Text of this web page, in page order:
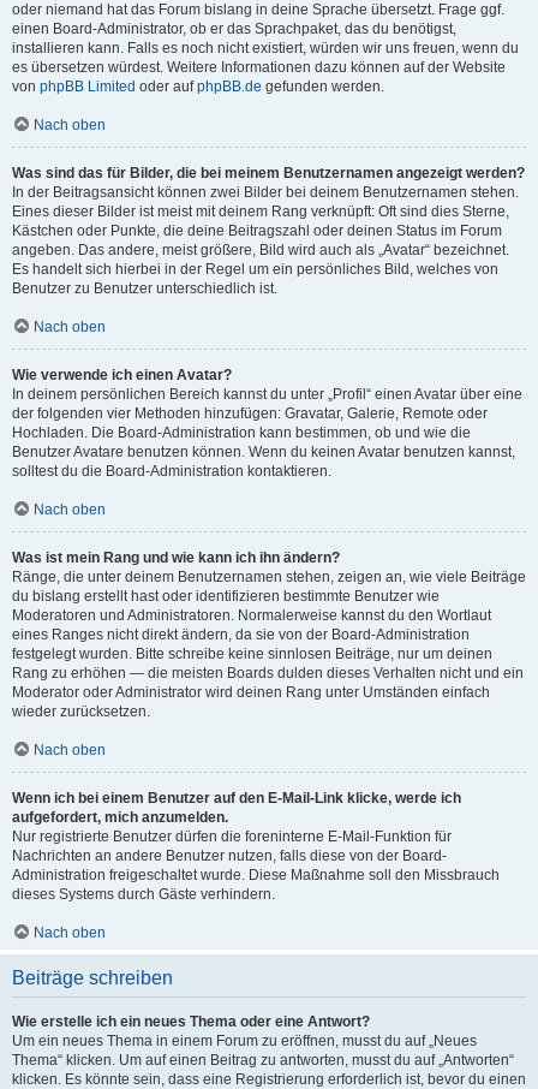
oder niemand hat das Forum bislang in deine Sprache übersetzt. Frage ggf.
einen Board-Administrator, ob er das Sprachpaket, das du benötigst,
installieren kann. Falls es noch nicht existiert, würden wir uns freuen, wenn du
es übersetzen würdest. Weitere Informationen dazu können auf der Website
von phpBB Limited oder aufphpBB.de gefunden werden.
Nach oben
Was sind das für Bilder, die bei meinem Benutzernamen angezeigt werden?
In der Beitragsansicht können zwei Bilder bei deinem Benutzernamen stehen.
Eines dieser Bilder ist meist mit deinem Rang verknüpft: Oft sind dies Sterne,
Kästchen oder Punkte, die deine Beitragszahl oder deinen Status im Forum
angeben. Das andere, meist größere, Bild wird auch als „Avatar“ bezeichnet.
Es handelt sich hierbei in der Regel um ein persönliches Bild, welches von
Benutzer zu Benutzer unterschiedlich ist.
Nach oben
Wie verwende ich einen Avatar?
In deinem persönlichen Bereich kannst du unter „Profil“ einen Avatar über eine
der folgenden vier Methoden hinzufügen: Gravatar, Galerie, Remote oder
Hochladen. Die Board-Administration kann bestimmen, ob und wie die
Benutzer Avatare benutzen können. Wenn du keinen Avatar benutzen kannst,
solltest du die Board-Administration kontaktieren.
Nach oben
Was ist mein Rang und wie kann ich ihn ändern?
Ränge, die unter deinem Benutzernamen stehen, zeigen an, wie viele Beiträge
du bislang erstellt hast oder identifizieren bestimmte Benutzer wie
Moderatoren und Administratoren. Normalerweise kannst du den Wortlaut
eines Ranges nicht direkt ändern, da sie von der Board-Administration
festgelegt wurden. Bitte schreibe keine sinnlosen Beiträge, nur um deinen
Rang zu erhöhen — die meisten Boards dulden dieses Verhalten nicht und ein
Moderator oder Administrator wird deinen Rang unter Umständen einfach
wieder zurücksetzen.
Nach oben
Wenn ich bei einem Benutzer auf den E-Mail-Link klicke, werde ich
aufgefordert, mich anzumelden.
Nur registrierte Benutzer dürfen die foreninterne E-Mail-Funktion für
Nachrichten an andere Benutzer nutzen, falls diese von der Board-
Administration freigeschaltet wurde. Diese Maßnahme soll den Missbrauch
dieses Systems durch Gäste verhindern.
Nach oben
Beiträge schreiben
Wie erstelle ich ein neues Thema oder eine Antwort?
Um ein neues Thema in einem Forum zu eröffnen, musst du auf „Neues
Thema“ klicken. Um auf einen Beitrag zu antworten, musst du auf „Antworten“
klicken. Es könnte sein, dass eine Registrierung erforderlich ist, bevor du einen